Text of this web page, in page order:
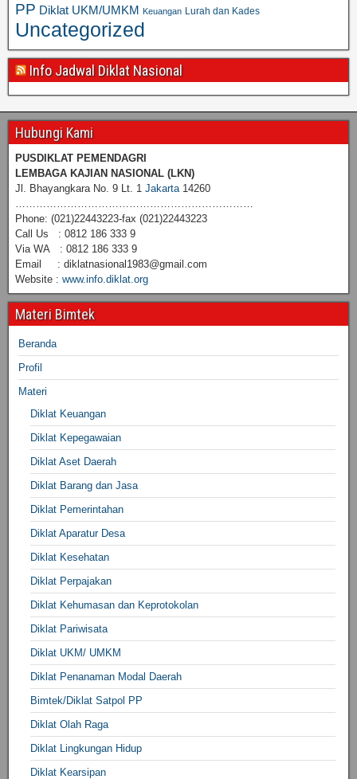
PP Diklat UKM/UMKM Keuangan Lurah dan Kades
Uncategorized
Info Jadwal Diklat Nasional
Hubungi Kami
PUSDIKLAT PEMENDAGRI
LEMBAGA KAJIAN NASIONAL (LKN)
Jl. Bhayangkara No. 9 Lt. 1 Jakarta14260
……………………………………………………………
Phone: (021)22443223-fax (021)22443223
Call Us : 0812 186 333 9
Via WA : 0812 186 333 9
Email : diklatnasional1983@gmail.com
Website : www.info.diklat.org
Materi Bimtek
Beranda
Profil
Materi
Diklat Keuangan
Diklat Kepegawaian
Diklat Aset Daerah
Diklat Barang dan Jasa
Diklat Pemerintahan
Diklat Aparatur Desa
Diklat Kesehatan
Diklat Perpajakan
Diklat Kehumasan dan Keprotokolan
Diklat Pariwisata
Diklat UKM/ UMKM
Diklat Penanaman Modal Daerah
Bimtek/Diklat Satpol PP
Diklat Olah Raga
Diklat Lingkungan Hidup
Diklat Kearsipan